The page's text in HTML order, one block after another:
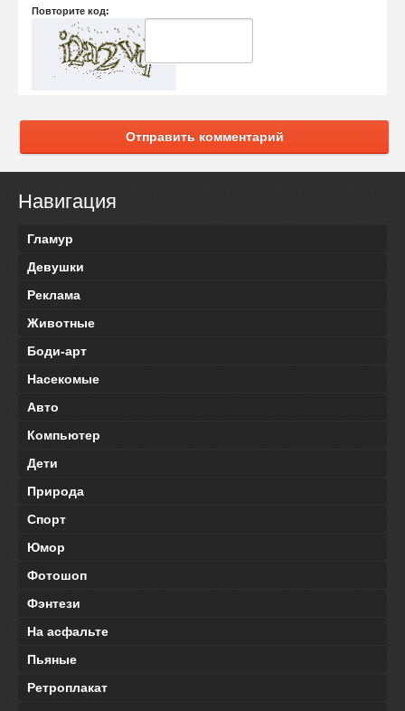
Повторите код:
Отправить комментарий
Навигация
Гламур
Девушки
Реклама
Животные
Боди-арт
Насекомые
Авто
Компьютер
Дети
Природа
Спорт
Юмор
Фотошоп
Фэнтези
На асфальте
Пьяные
Ретроплакат